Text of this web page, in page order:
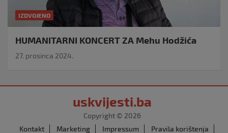
IZDVOJENO
HUMANITARNI KONCERT ZA Mehu Hodžića
27. prosinca 2024.
uskvijesti.ba
Copyright © 2026
Kontakt
Marketing Impressum Pravila korištenja